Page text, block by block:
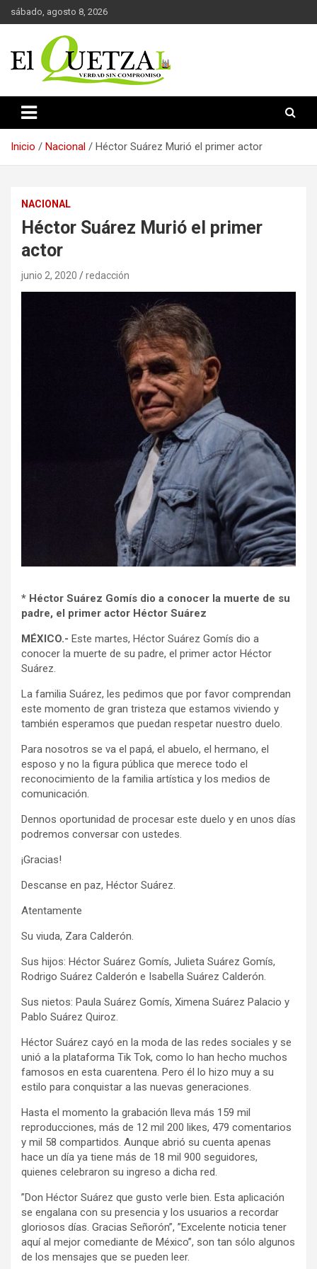
Saltar
al
sábado, agosto 8, 2026
El Quetzal de Cholula
Inicio Nacional Héctor Suárez Murió el primer actor
NACIONAL
Héctor Suárez Murió el primer
actor
junio 2, 2020 redacción
* Héctor Suárez Gomís dio a conocer la muerte de su
padre, el primer actor Héctor Suárez
MÉXICO.- Este martes, Héctor Suárez Gomís dio a
conocer la muerte de su padre, el primer actor Héctor
Suárez.
La familia Suárez, les pedimos que por favor comprendan
este momento de gran tristeza que estamos viviendo y
también esperamos que puedan respetar nuestro duelo.
Para nosotros se va el papá, el abuelo, el hermano, el
esposo y no la figura pública que merece todo el
reconocimiento de la familia artística y los medios de
comunicación.
Dennos oportunidad de procesar este duelo y en unos días
podremos conversar con ustedes.
¡Gracias!
Descanse en paz, Héctor Suárez.
Atentamente
Su viuda, Zara Calderón.
Sus hijos: Héctor Suárez Gomís, Julieta Suárez Gomís,
Rodrigo Suárez Calderón e Isabella Suárez Calderón.
Sus nietos: Paula Suárez Gomís, Ximena Suárez Palacio y
Pablo Suárez Quiroz.
Héctor Suárez cayó en la moda de las redes sociales y se
unió a la plataforma Tik Tok, como lo han hecho muchos
famosos en esta cuarentena. Pero él lo hizo muy a su
estilo para conquistar a las nuevas generaciones.
Hasta el momento la grabación lleva más 159 mil
reproducciones, más de 12 mil 200 likes, 479 comentarios
y mil 58 compartidos. Aunque abrió su cuenta apenas
hace un día ya tiene más de 18 mil 900 seguidores,
quienes celebraron su ingreso a dicha red.
”Don Héctor Suárez que gusto verle bien. Esta aplicación
se engalana con su presencia y los usuarios a recordar
gloriosos días. Gracias Señorón”, ”Excelente noticia tener
aquí al mejor comediante de México”, son tan sólo algunos
de los mensajes que se pueden leer.